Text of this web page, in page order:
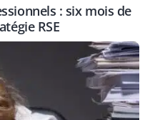
: six mois de
RSE